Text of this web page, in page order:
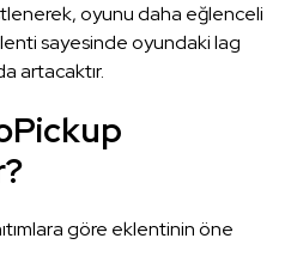
oyunu daha eğlenceli
sayesinde oyundaki lag
artacaktır.
göre eklentinin öne